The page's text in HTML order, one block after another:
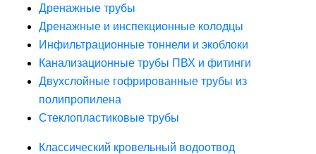
Дренажные трубы
Дренажные и инспекционные колодцы
Инфильтрационные тоннели и экоблоки
Канализационные трубы ПВХ и фитинги
Двухслойные гофрированные трубы из
полипропилена
Стеклопластиковые трубы
Классический кровельный водоотвод